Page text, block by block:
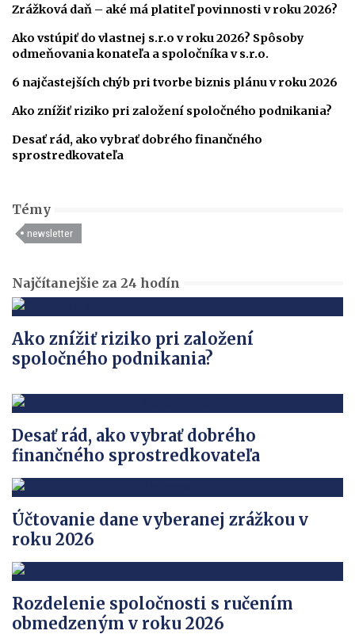
Zrážková daň – aké má platiteľ povinnosti v roku 2026?
Ako vstúpiť do vlastnej s.r.o v roku 2026? Spôsoby
odmeňovania konateľa a spoločníka v s.r.o.
6 najčastejších chýb pri tvorbe biznis plánu v roku 2026
Ako znížiť riziko pri založení spoločného podnikania?
Desať rád, ako vybrať dobrého finančného
sprostredkovateľa
Témy
newsletter
Najčítanejšie za 24 hodín
Ako znížiť riziko pri založení
spoločného podnikania?
Desať rád, ako vybrať dobrého
finančného sprostredkovateľa
Účtovanie dane vyberanej zrážkou v
roku 2026
Rozdelenie spoločnosti s ručením
obmedzeným v roku 2026